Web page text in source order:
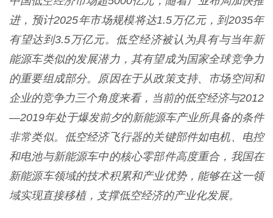
进，预计2025年市场规模将达1.5万亿元，到2035年
有望达到3.5万亿元。低空经济被认为具有与当年新
能源车类似的发展潜力，其有望成为国家全球竞争力
的重要组成部分。原因在于从政策支持、市场空间和
企业的竞争力三个角度来看，当前的低空经济与2012
—2019年处于爆发前夕的新能源车产业所具备的条件
非常类似。低空经济飞行器的关键部件如电机、电控
和电池与新能源车中的核心零部件高度重合，我国在
新能源车领域的技术积累和产业优势，能够在这一领
域实现直接移植，支撑低空经济的产业化发展。